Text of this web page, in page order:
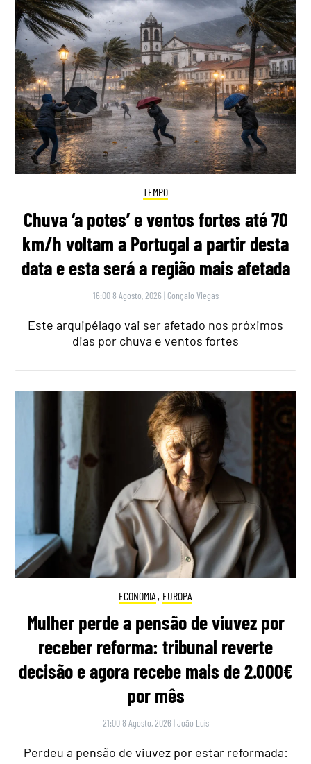
TEMPO
Chuva ‘a potes’ e ventos fortes até 70
km/h voltam a Portugal a partir desta
data e esta será a região mais afetada
16:00 8 Agosto, 2026 | Gonçalo Viegas
Este arquipélago vai ser afetado nos próximos
dias por chuva e ventos fortes
ECONOMIA , EUROPA
Mulher perde a pensão de viuvez por
receber reforma: tribunal reverte
decisão e agora recebe mais de 2.000€
por mês
21:00 8 Agosto, 2026 |João Luís
Perdeu a pensão de viuvez por estar reformada: